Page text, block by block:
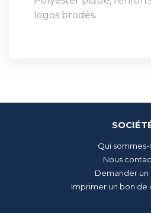
logos brodés.
Qui sommes-
Nous
Demander un
Imprimer un bon de